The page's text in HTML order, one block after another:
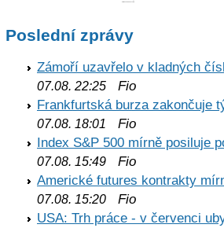
Poslední zprávy
Zámoří uzavřelo v kladných
07.08. 22:25 Fio
Frankfurtská burza zakončuje
07.08. 18:01
Fio
Index S&P 500 mírně posiluje
07.08. 15:49 Fio
Americké futures kontrakty
07.08. 15:20 Fio
USA: Trh práce - v červenci